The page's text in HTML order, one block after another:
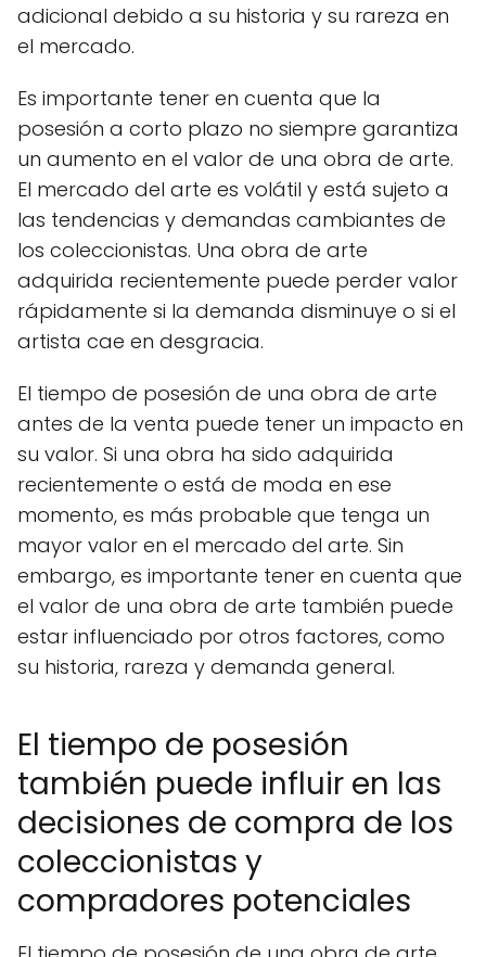
adicional debido a su historia y su rareza en
el mercado.
Es importante tener en cuenta que la
posesión a corto plazo no siempre garantiza
un aumento en el valor de una obra de arte.
El mercado del arte es volátil y está sujeto a
las tendencias y demandas cambiantes de
los coleccionistas. Una obra de arte
adquirida recientemente puede perder valor
rápidamente si la demanda disminuye o si el
artista cae en desgracia.
El tiempo de posesión de una obra de arte
antes de la venta puede tener un impacto en
su valor. Si una obra ha sido adquirida
recientemente o está de moda en ese
momento, es más probable que tenga un
mayor valor en el mercado del arte. Sin
embargo, es importante tener en cuenta que
el valor de una obra de arte también puede
estar influenciado por otros factores, como
su historia, rareza y demanda general.
El tiempo de posesión
también puede influir en las
decisiones de compra de los
coleccionistas y
compradores potenciales